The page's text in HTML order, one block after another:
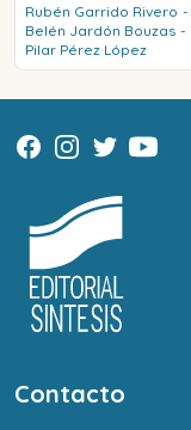
Rubén Garrido Rivero -
Belén Jardón Bouzas -
Pilar Pérez López
Contacto